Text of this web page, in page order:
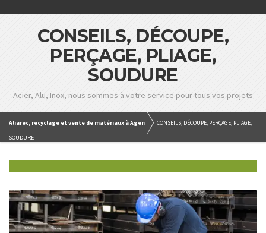
CONSEILS, DÉCOUPE,
PERÇAGE, PLIAGE,
SOUDURE
Acier, Alu, Inox, nous sommes à votre service pour tous vos projets
Aliarec, recyclage et vente de matériaux à Agen
CONSEILS, DÉCOUPE, PERÇAGE, PLIAGE,
SOUDURE